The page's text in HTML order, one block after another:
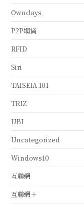
Owndays
P2P網貸
RFID
Siri
TAISEIA 101
TRIZ
UBI
Uncategorized
Windows10
互聯網
互聯網＋